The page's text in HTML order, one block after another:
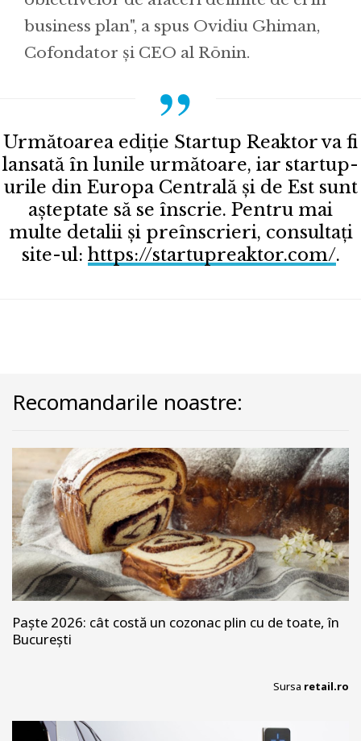
business plan", a spus Ovidiu Ghiman,
Cofondator și CEO al Rōnin.
Următoarea ediție Startup Reaktor va fi
lansată în lunile următoare, iar startup-
urile din Europa Centrală și de Est sunt
așteptate să se înscrie. Pentru mai
multe detalii și preînscrieri, consultați
site-ul: https://startupreaktor.com/.
Recomandarile noastre:
Paște 2026: cât costă un cozonac plin cu de toate, în
București
Sursa retail.ro